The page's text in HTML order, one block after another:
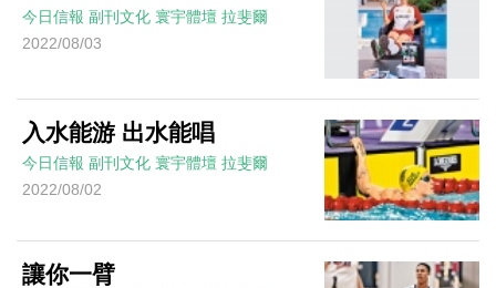
今日信報 副刊文化 寰宇體壇 拉斐爾
2022/08/03
入水能游 出水能唱
今日信報 副刊文化 寰宇體壇 拉斐爾
2022/08/02
讓你一臂